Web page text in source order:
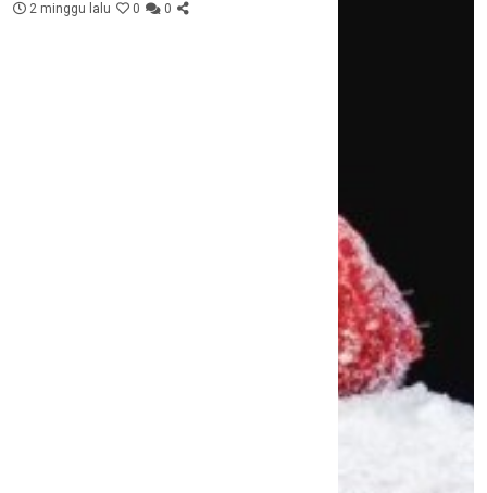
2 minggu lalu 0 0